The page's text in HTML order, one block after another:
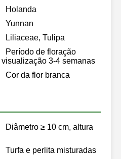
Holanda
Yunnan
Liliaceae, Tulipa
Período de floração
3-4 semanas
Cor da flor branca
Diâmetro ≥ 10 cm, altura
Turfa e perlita misturadas